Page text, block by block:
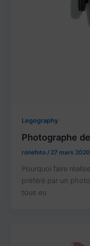
Legography
Photographe
ronefoto/ 27 mars 2020
Pourquoi faire
préféré par un
tous eu